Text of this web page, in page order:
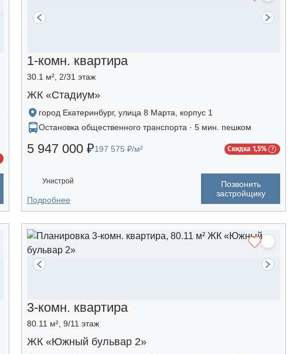
1-комн. квартира
30.1 м², 2/31 этаж
ЖК «Стадиум»
город Екатеринбург, улица 8 Марта, корпус 1
Остановка общественного транспорта · 5 мин. пешком
5 947 000 ₽197 575 ₽/м² Скидка 1,5%
Унистрой
Позвонить
застройщику
Подробнее
3-комн. квартира
80.11 м², 9/11 этаж
ЖК «Южный бульвар 2»